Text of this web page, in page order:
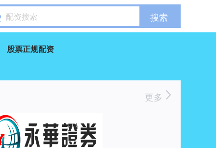
搜索
股票正规配资
更多